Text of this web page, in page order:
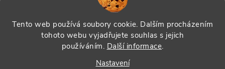
Tento web používá soubory cookie. Dalším procházením
tohoto webu vyjadřujete souhlas s jejich
používáním. Další informace.
Nastavení
Copyright 2026 . Všechna práva vyhrazena.
nastavení cookies